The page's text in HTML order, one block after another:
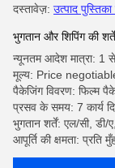
दस्तावेज़: उत्पाद
भुगतान और शिपिंग की शर्तें
न्यूनतम आदेश मात्रा: 1
मूल्य: Price
पैकेजिंग विवरण: फिल्म
प्रसव के समय: 7 कार्य
भुगतान शर्तें: एल/सी, डी/
आपूर्ति की क्षमता: प्रति